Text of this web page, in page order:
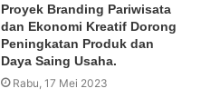
Proyek Branding Pariwisata
dan Ekonomi Kreatif Dorong
Peningkatan Produk dan
Daya Saing Usaha.
Rabu, 17 Mei 2023